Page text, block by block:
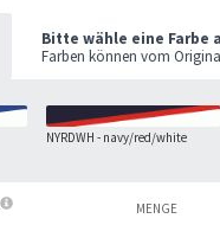
NYRDWH - navy/red/white
Bitte wähle eine Farbe
Farben können vom
MENGE